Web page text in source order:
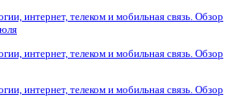
интернет, телеком и мобильная связь. Обзор
интернет, телеком и мобильная связь. Обзор
интернет, телеком и мобильная связь. Обзор